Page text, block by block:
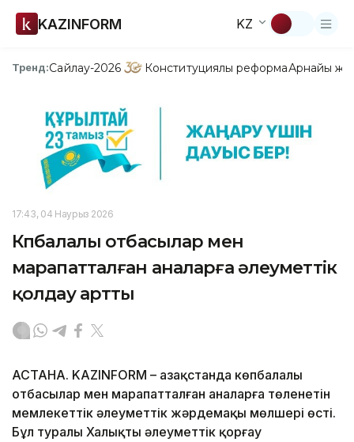
KAZINFORM KZ
Тренд:Сайлау-2026 Конституциялық реформаАрнайы
17:43, 04 Наурыз 2026
Көпбалалы отбасылар мен
марапатталған аналарға әлеуметтік
қолдау артты
АСТАНА. KAZINFORM – Қазақстанда көпбалалы
отбасылар мен марапатталған аналарға төленетін
мемлекеттік әлеуметтік жәрдемақы мөлшері өсті.
Бұл туралы Халықты әлеуметтік қорғау